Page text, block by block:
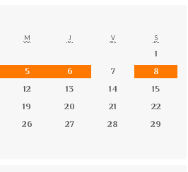
M J V S
1
5 6 7
8
12 13 14
15
19 20 21
22
26 27 28
29